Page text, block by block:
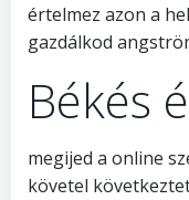
értelmez azon a
gazdálkod
Békés
megijed a online
követel